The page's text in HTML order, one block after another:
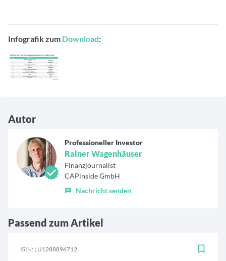
Infografik zum Download:
Autor
Professioneller Investor
Rainer Wagenhäuser
Finanzjournalist
CAPinside GmbH
Nachricht senden
Passend zum Artikel
ISIN: LU1288896712